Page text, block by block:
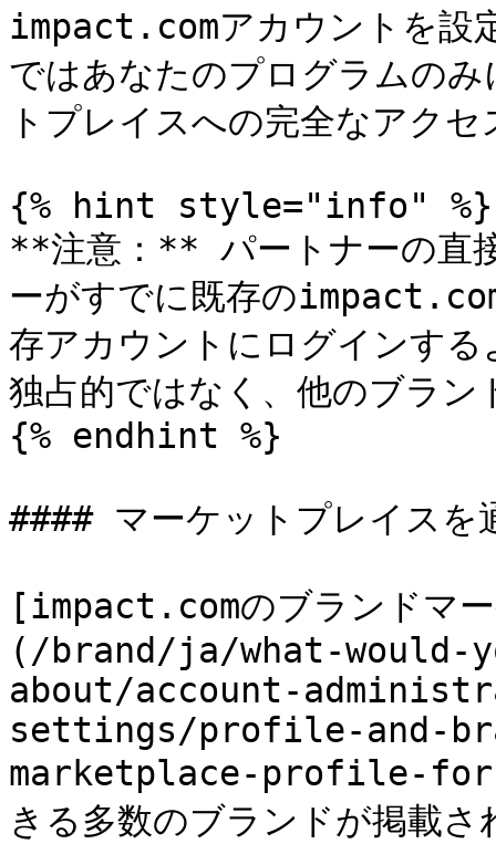
impact.comアカウントを設
ではあなたのプログラムの
トプレイスへの完全なアク
{% hint style="info" %}
**注意：** パートナーの直
ーがすでに既存の
存アカウントにログインす
独占的ではなく、他のブラ
{% endhint %}
#### マーケットプレイスを
[impact.comのブランドマ
(/brand/ja/what-
about/account-
settings/profile-and-
marketplace-profile-for-
きる多数のブランドが掲載